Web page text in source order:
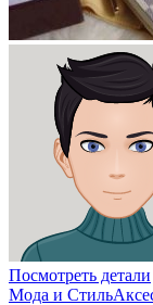
Посмотреть детали
Мода и Стиль